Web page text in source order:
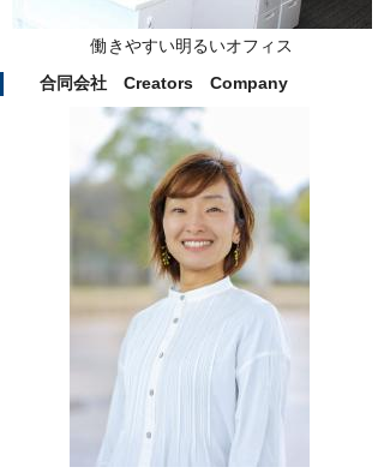
働きやすい明るいオフィス
合同会社 Creators Company